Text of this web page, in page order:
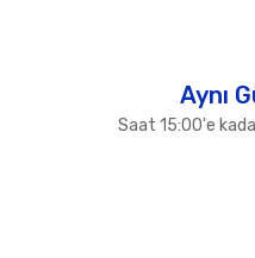
Aynı
Saat 15:00'e